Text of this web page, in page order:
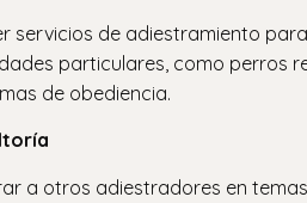
servicios de adiestramiento
particulares, como perros
de obediencia.
a otros adiestradores en